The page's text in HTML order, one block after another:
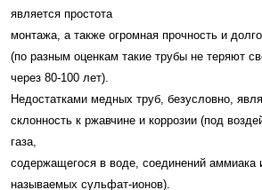
является простота
монтажа, а также огромная прочность и
(по разным оценкам такие трубы не теряют
через 80-100 лет).
Недостатками медных труб, безусловно,
склонность к ржавчине и коррозии (под
газа,
содержащегося в воде, соединений аммиака
называемых сульфат-ионов).